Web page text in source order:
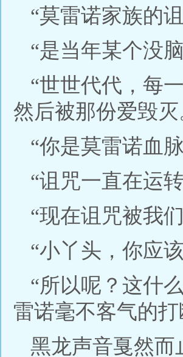
“莫雷诺家族的
“是当年某个没
“世世代代，每
然后被那份爱毁灭
“你是莫雷诺血
“诅咒一直在运
“现在诅咒被我
“小丫头，你应
“所以呢？这什
雷诺毫不客气的打
黑龙声音戛然而